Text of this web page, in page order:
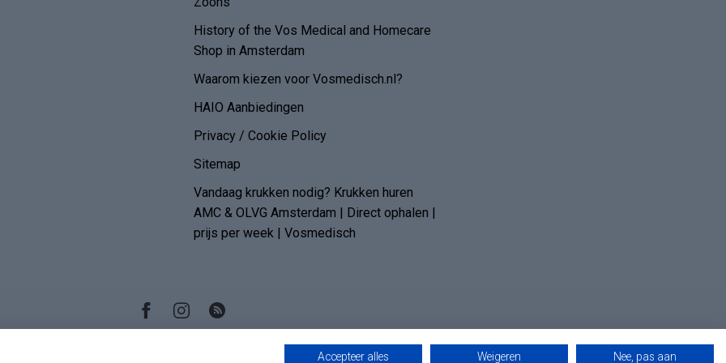
History of the Vos Medical and Homecare
Shop in Amsterdam
Waarom kiezen voor Vosmedisch.nl?
HAIO Aanbiedingen
Privacy / Cookie Policy
Sitemap
Vandaag krukken nodig? Krukken huren
AMC & OLVG Amsterdam | Direct ophalen |
prijs per week | Vosmedisch
Accepteer alles Weigeren Nee, pas aan